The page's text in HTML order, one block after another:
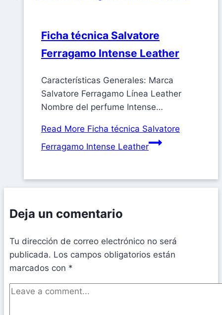
Ficha técnica Salvatore
Ferragamo Intense Leather
Características Generales: Marca
Salvatore Ferragamo Línea Leather
Nombre del perfume Intense…
Read More Ficha técnica Salvatore
Ferragamo Intense Leather
Deja un comentario
Tu dirección de correo electrónico no será
publicada. Los campos obligatorios están
marcados con *